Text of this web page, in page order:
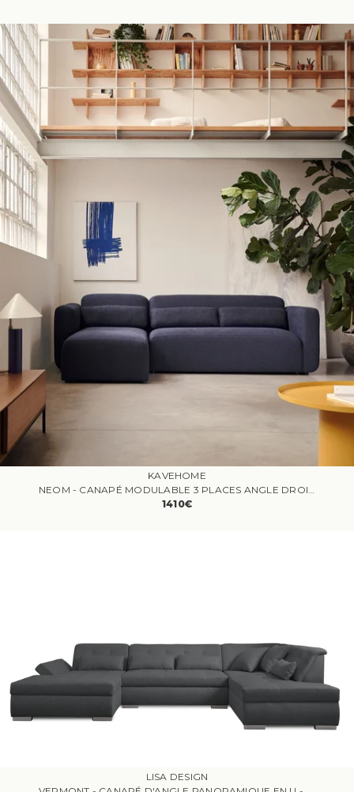
KAVEHOME
NEOM - CANAPÉ MODULABLE 3 PLACES ANGLE DROITE/GAUCHE BLEU
1410€
LISA DESIGN